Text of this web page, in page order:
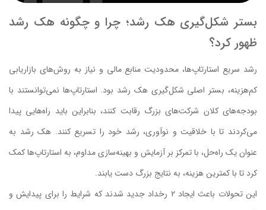
بستر شکل‌گیری هک رشد؛ چرا و چگونه هک رشد
ظهور کرد؟
رشد سریع استارتاپ‌ها، محدودیت منابع مالی و نیاز به روش‌های بازاریابی
کم‌هزینه، بستر اصلی شکل‌گیری هک رشد بود. استارتاپ‌ها نمی‌توانستند با
بودجه‌های کلان شرکت‌های بزرگ رقابت كنند، بنابراین باید راه‌هایی پیدا
می‌کردند تا با خلاقیت و نوآوری، رشد خود را تسریع کنند. هک رشد به
عنوان یک راه‌حل، با تمرکز بر آزمایش و بهینه‌سازی مداوم، به استارتاپ‌ها کمک
کرد تا با کمترین هزینه، به نتایج بزرگ دست یابند.
این تحولات باعث ایجاد ۲ رخداد جدید شدند که شرایط را برای پیدایش و